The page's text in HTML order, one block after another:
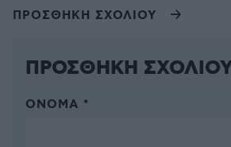
ΠΡΟΣΘΗΚΗ ΣΧΟΛΙΟΥ
ΠΡΟΣΘΗΚΗ ΣΧΟΛΙΟΥ
ΌΝΟΜΑ *